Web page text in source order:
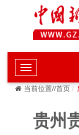
当前位置//首页
贵州